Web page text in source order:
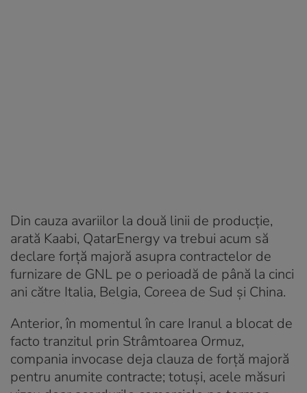
Din cauza avariilor la două linii de producție,
arată Kaabi, QatarEnergy va trebui acum să
declare forță majoră asupra contractelor de
furnizare de GNL pe o perioadă de până la cinci
ani către Italia, Belgia, Coreea de Sud și China.
Anterior, în momentul în care Iranul a blocat de
facto tranzitul prin Strâmtoarea Ormuz,
compania invocase deja clauza de forță majoră
pentru anumite contracte; totuși, acele măsuri